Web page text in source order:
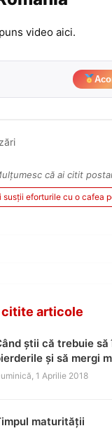
video aici.
că ai citit
susții eforturile cu o cafea
citite articole
știi că trebuie să
și să mergi
1 Aprilie 2018
maturității